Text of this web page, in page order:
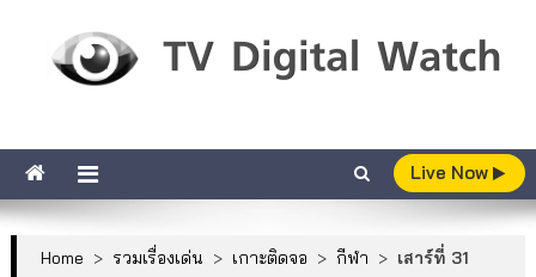
Live Now
Home > รวมเรื่องเด่น > เกาะติดจอ > กีฬา > เสาร์ที่ 31